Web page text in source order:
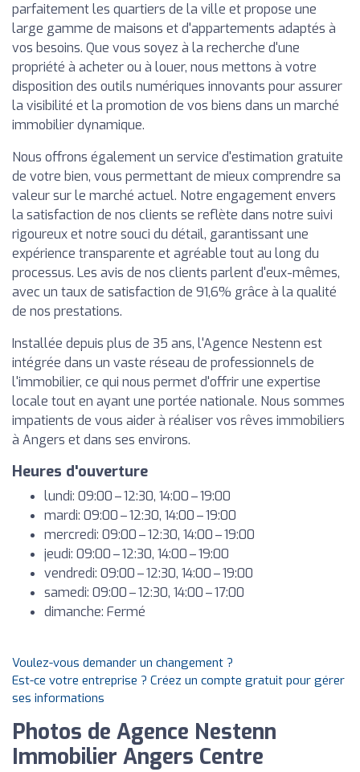
parfaitement les quartiers de la ville et propose une
large gamme de maisons et d'appartements adaptés à
vos besoins. Que vous soyez à la recherche d'une
propriété à acheter ou à louer, nous mettons à votre
disposition des outils numériques innovants pour assurer
la visibilité et la promotion de vos biens dans un marché
immobilier dynamique.
Nous offrons également un service d'estimation gratuite
de votre bien, vous permettant de mieux comprendre sa
valeur sur le marché actuel. Notre engagement envers
la satisfaction de nos clients se reflète dans notre suivi
rigoureux et notre souci du détail, garantissant une
expérience transparente et agréable tout au long du
processus. Les avis de nos clients parlent d'eux-mêmes,
avec un taux de satisfaction de 91,6% grâce à la qualité
de nos prestations.
Installée depuis plus de 35 ans, l'Agence Nestenn est
intégrée dans un vaste réseau de professionnels de
l'immobilier, ce qui nous permet d'offrir une expertise
locale tout en ayant une portée nationale. Nous sommes
impatients de vous aider à réaliser vos rêves immobiliers
à Angers et dans ses environs.
Heures d'ouverture
lundi: 09:00 – 12:30, 14:00 – 19:00
mardi: 09:00 – 12:30, 14:00 – 19:00
mercredi: 09:00 – 12:30, 14:00 – 19:00
jeudi: 09:00 – 12:30, 14:00 – 19:00
vendredi: 09:00 – 12:30, 14:00 – 19:00
samedi: 09:00 – 12:30, 14:00 – 17:00
dimanche: Fermé
Voulez-vous demander un changement ?
Est-ce votre entreprise ? Créez un compte gratuit pour gérer
ses informations
Photos de Agence Nestenn
Immobilier Angers Centre